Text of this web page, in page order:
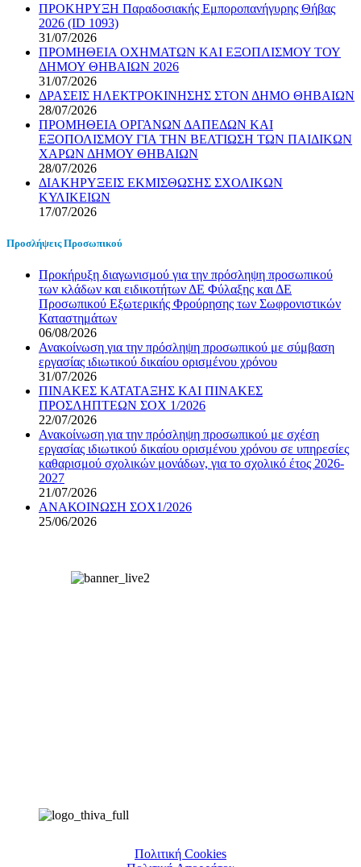
ΠΡΟΚΗΡΥΞΗ Παραδοσιακής Εμποροπανήγυρης Θήβας
2026 (ID 1093)
31/07/2026
ΠΡΟΜΗΘΕΙΑ ΟΧΗΜΑΤΩΝ ΚΑΙ ΕΞΟΠΛΙΣΜΟΥ ΤΟΥ
ΔΗΜΟΥ ΘΗΒΑΙΩΝ 2026
31/07/2026
ΔΡΑΣΕΙΣ ΗΛΕΚΤΡΟΚΙΝΗΣΗΣ ΣΤΟΝ ΔΗΜΟ ΘΗΒΑΙΩΝ
28/07/2026
ΠΡΟΜΗΘΕΙΑ ΟΡΓΑΝΩΝ ΔΑΠΕΔΩΝ ΚΑΙ
ΕΞΟΠΟΛΙΣΜΟΥ ΓΙΑ ΤΗΝ ΒΕΛΤΙΩΣΗ ΤΩΝ ΠΑΙΔΙΚΩΝ
ΧΑΡΩΝ ΔΗΜΟΥ ΘΗΒΑΙΩΝ
28/07/2026
ΔΙΑΚΗΡΥΞΕΙΣ ΕΚΜΙΣΘΩΣΗΣ ΣΧΟΛΙΚΩΝ
ΚΥΛΙΚΕΙΩΝ
17/07/2026
Προσλήψεις Προσωπικού
Προκήρυξη διαγωνισμού για την πρόσληψη προσωπικού
των κλάδων και ειδικοτήτων ΔΕ Φύλαξης και ΔΕ
Προσωπικού Εξωτερικής Φρούρησης των Σωφρονιστικών
Καταστημάτων
06/08/2026
Ανακοίνωση για την πρόσληψη προσωπικού με σύμβαση
εργασίας ιδιωτικού δικαίου ορισμένου χρόνου
31/07/2026
ΠΙΝΑΚΕΣ ΚΑΤΑΤΑΞΗΣ ΚΑΙ ΠΙΝΑΚΕΣ
ΠΡΟΣΛΗΠΤΕΩΝ ΣΟΧ 1/2026
22/07/2026
Ανακοίνωση για την πρόσληψη προσωπικού με σχέση
εργασίας ιδιωτικού δικαίου ορισμένου χρόνου σε υπηρεσίες
καθαρισμού σχολικών μονάδων, για το σχολικό έτος 2026-
2027
21/07/2026
ΑΝΑΚΟΙΝΩΣΗ ΣΟΧ1/2026
25/06/2026
Πολιτική Cookies